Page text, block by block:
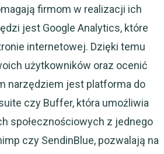
firmom w realizacji ich
jest Google Analytics, które
internetowej. Dzięki temu
użytkowników oraz ocenić
narzędziem jest platforma do
czy Buffer, która umożliwia
społecznościowych z jednego
czy SendinBlue, pozwalają na